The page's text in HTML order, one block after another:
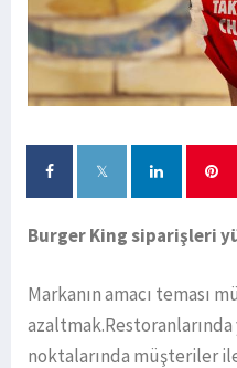
Burger King siparişleri
Markanın amacı teması
azaltmak.Restoranlarında
noktalarında müşteriler